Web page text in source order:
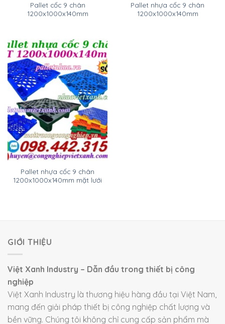
Pallet cốc 9 chân
1200x1000x140mm
Pallet nhựa cốc 9 chân
1200x1000x140mm
Pallet nhựa cốc 9 chân
1200x1000x140mm mặt lưới
GIỚI THIỆU
Việt Xanh Industry – Dẫn đầu trong thiết bị công
nghiệp
Việt Xanh Industry là thương hiệu hàng đầu tại Việt Nam,
mang đến giải pháp thiết bị công nghiệp chất lượng và
bền vững. Chúng tôi không chỉ cung cấp sản phẩm mà